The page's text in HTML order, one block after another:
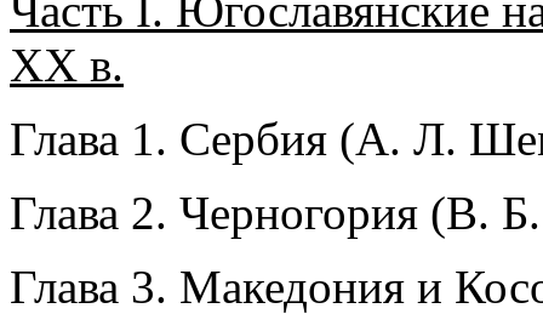
ХХ в.
Глава 1. Сербия (А. Л.
Глава 2. Черногория (В.
Глава 3. Македония и